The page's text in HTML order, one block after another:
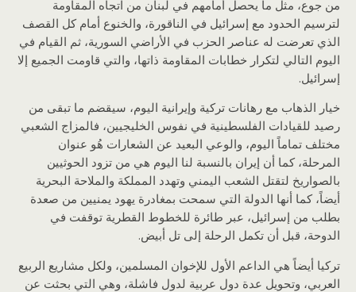
من جوع، مثل ما يحصل أمامهم في لبنان من اتجاه المقاومة
لترسيم الحدود مع إسرائيل في الناقورة، والخنوع أمام كل القصف
الذي تعرضت له عناصر الحزب في الأراضي السورية، ثم القيام في
اليوم التالي لتكرار خطابات المقاومة ذاتها، والتي قاومت الجميع إلا
إسرائيل.
خيار الذهاب مع رهانات تركية وإيرانية اليوم، سيقضم ما تبقى من
رصيد للقيادات الفلسطينية في نفوس الخليجيين، فالمزاج الشعبي
مختلف تماماً اليوم، والوعي البعيد عن الشعارات هُو عنوان
المرحلة، كما أن إيران بالنسبة لنا اليوم هي من تزود الحوثيين
بالصواريخ لتقتل الشعب اليمني وتهدد المملكة والملاحة البحرية
أيضاً، كما أنها الدولة التي سمحت بمغادرة يهود يمنيين من صعدة
بطلب من إسرائيل، عبر طائرة للخطوط القطرية توقفت في
الدوحة، قبل أن تكمل الرحلة إلى تل أبيض.
تركيا أيضاً هي الداعم الأول للإخوان المسلمين، ولكل مشاريع الربيع
العربي، وتحويل عدة دول عربية لدول فاشلة، وهي التي بحثت عن